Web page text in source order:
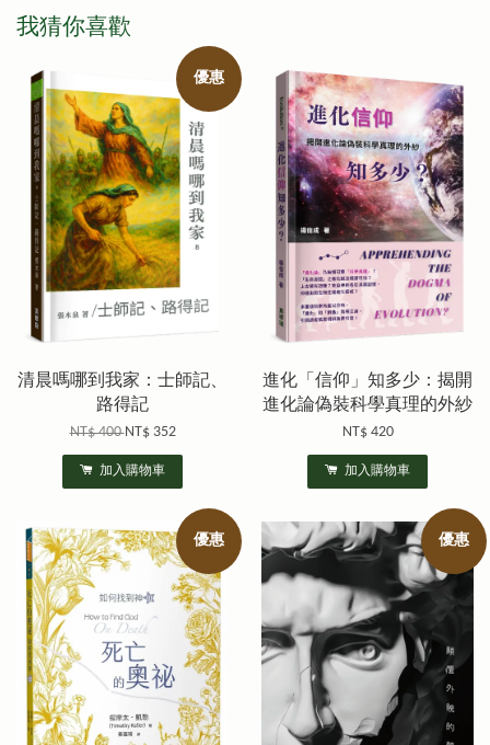
我猜你喜歡
優惠
清晨嗎哪到我家：士師記、
路得記
NT$ 400NT$ 352
加入購物車
進化「信仰」知多少：揭開
進化論偽裝科學真理的外紗
NT$ 420
加入購物車
優惠 優惠